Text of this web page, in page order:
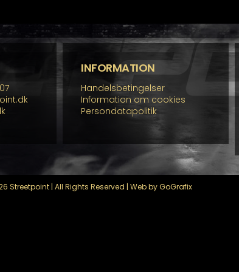
INFORMATION
Handelsbetingelser
Information om cookies
Persondatapolitik
Streetpoint | All Rights Reserved | Web by GoGrafix